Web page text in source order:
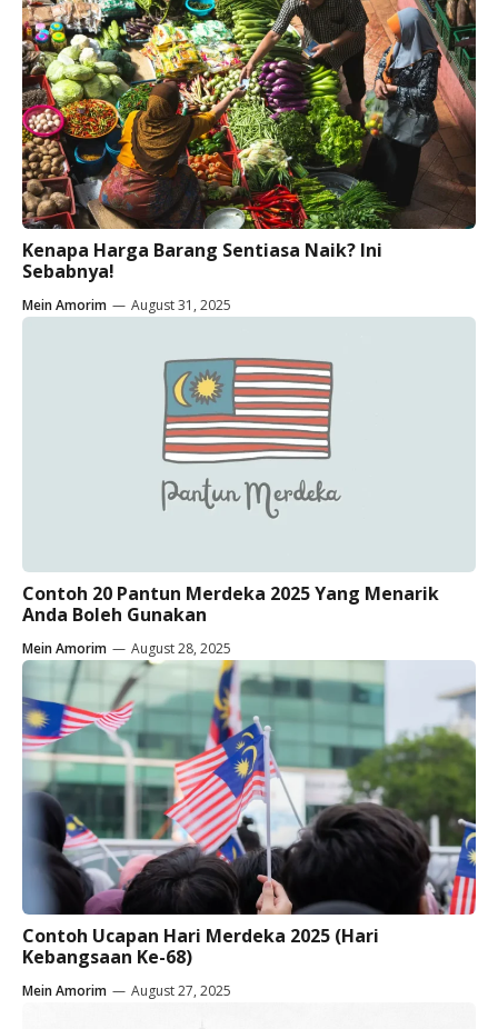
Kenapa Harga Barang Sentiasa Naik? Ini
Sebabnya!
Mein Amorim — August 31, 2025
Contoh 20 Pantun Merdeka 2025 Yang Menarik
Anda Boleh Gunakan
Mein Amorim — August 28, 2025
Contoh Ucapan Hari Merdeka 2025 (Hari
Kebangsaan Ke-68)
Mein Amorim — August 27, 2025